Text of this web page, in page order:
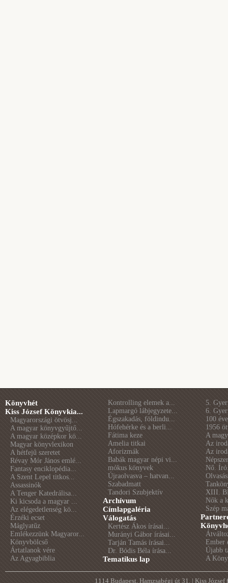
Könyvhét
Kiss József Könyvkia...
Magyarországi ötvösj...
A magyar könyvgyűjtő...
A magyar középkor kö...
Magyar könyvlexikon
A hétfejű szeretet
Révay Mór János emlé...
Fantasy enciklopédia...
A Szent Lepel titkos...
Assassinók
A Tenger Katedrálisa...
Ki kicsoda a magyar ...
Az elégedetlenség kö...
Érzéki ecset
Máglyatűz
Emlékezzünk Magyaror...
Könyvbölcső
Ártatlanok vére
Az Agyagbiblia
Kontrolling elemek a...
Lapmargó lábjegyzete...
Égszakadás, földindu...
Hófehérke és a berli...
Fátima keze
Amelia titkai
Aforizmák
Babák magyar népi vi...
mókus könyvek
Újraolvasva – hatvan...
Szabadmatt
Tandori Szubjektív
Archívum
Címlapgaléria
Válogatás
Kertész Ákos írásai...
Murányi Gábor írásai...
Tarján Tamás írásai...
Dr. Bódis Béla írása...
Tematikus lap
5.
6.
100
1956
A
Az
Az
Nő.
XIII.
Nők a
Szép
Ember
Újabb
A
1114 Budapest, Hamzsabégi út 31. | Kiss